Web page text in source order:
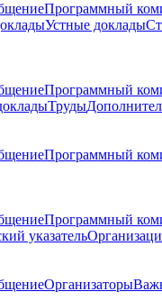
Программный
Устные доклады
Программный
Труды
Программный
Программный
указатель
Организаторы